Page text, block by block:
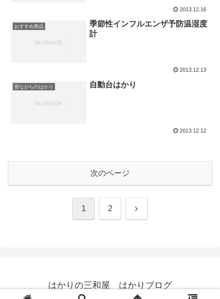
2013.12.16
おすすめ商品
季節性インフルエンザ予防温湿度
計
2013.12.13
昔ながらのはかり 自動台はかり
2013.12.12
次のページ
1 2 次
はかりの三和屋 はかりブログ